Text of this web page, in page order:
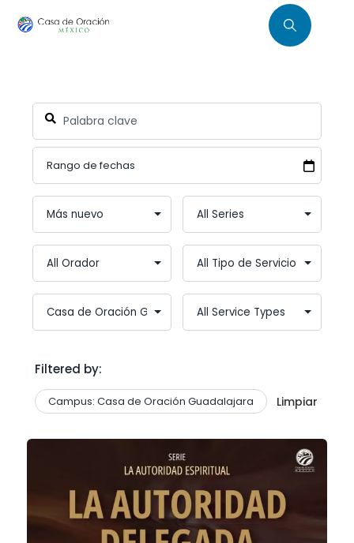
Filtered by:
Campus: Casa de Oración Guadalajara Limpiar